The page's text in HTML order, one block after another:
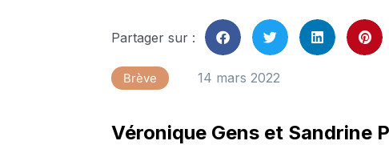
Partager sur :
Brève 14 mars 2022
Véronique Gens et Sandrine